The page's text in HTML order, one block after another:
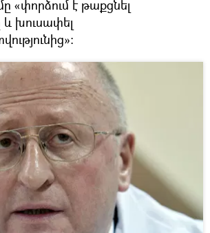
«փորձում է թաքցնել
և խուսափել